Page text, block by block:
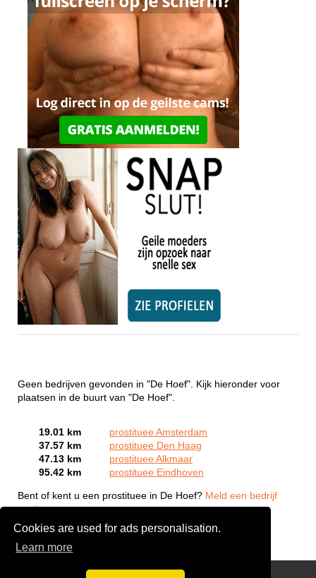
Cookies are used for ads personalisation.
Learn more
Geen bedrijven gevonden in "De Hoef". Kijk hieronder voor
plaatsen in de buurt van "De Hoef".
19.01 km
prostituee Amsterdam
37.57 km
prostituee Den Haag
47.13 km
prostituee Alkmaar
95.42 km
prostituee Eindhoven
Bent of kent u een prostituee in De Hoef? Meld een bedrijf
gratis aan